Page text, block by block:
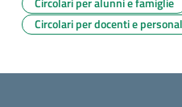
Circolari per docenti e